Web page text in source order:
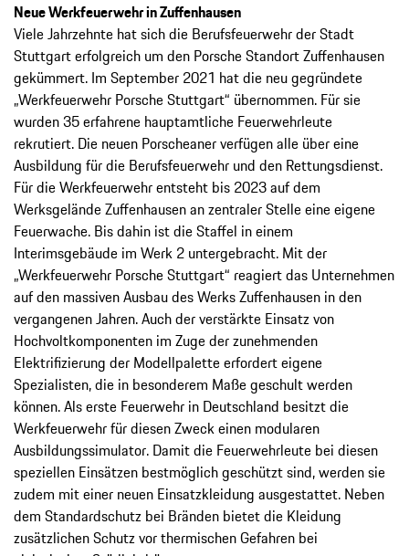
Neue Werkfeuerwehr in Zuffenhausen
Viele Jahrzehnte hat sich die Berufsfeuerwehr der Stadt
Stuttgart erfolgreich um den Porsche Standort Zuffenhausen
gekümmert. Im September 2021 hat die neu gegründete
„Werkfeuerwehr Porsche Stuttgart“ übernommen. Für sie
wurden 35 erfahrene hauptamtliche Feuerwehrleute
rekrutiert. Die neuen Porscheaner verfügen alle über eine
Ausbildung für die Berufsfeuerwehr und den Rettungsdienst.
Für die Werkfeuerwehr entsteht bis 2023 auf dem
Werksgelände Zuffenhausen an zentraler Stelle eine eigene
Feuerwache. Bis dahin ist die Staffel in einem
Interimsgebäude im Werk 2 untergebracht. Mit der
„Werkfeuerwehr Porsche Stuttgart“ reagiert das Unternehmen
auf den massiven Ausbau des Werks Zuffenhausen in den
vergangenen Jahren. Auch der verstärkte Einsatz von
Hochvoltkomponenten im Zuge der zunehmenden
Elektrifizierung der Modellpalette erfordert eigene
Spezialisten, die in besonderem Maße geschult werden
können. Als erste Feuerwehr in Deutschland besitzt die
Werkfeuerwehr für diesen Zweck einen modularen
Ausbildungssimulator. Damit die Feuerwehrleute bei diesen
speziellen Einsätzen bestmöglich geschützt sind, werden sie
zudem mit einer neuen Einsatzkleidung ausgestattet. Neben
dem Standardschutz bei Bränden bietet die Kleidung
zusätzlichen Schutz vor thermischen Gefahren bei